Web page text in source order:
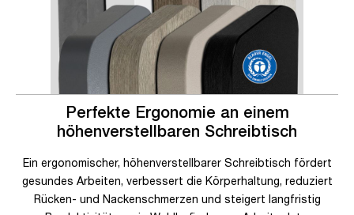
Perfekte Ergonomie an einem
höhenverstellbaren Schreibtisch
Ein ergonomischer, höhenverstellbarer Schreibtisch fördert
gesundes Arbeiten, verbessert die Körperhaltung, reduziert
Rücken- und Nackenschmerzen und steigert langfristig